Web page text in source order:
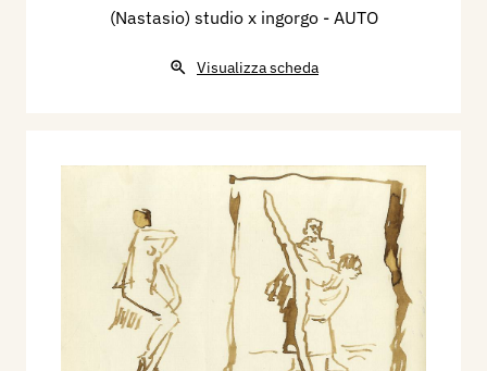
(Nastasio) studio x ingorgo - AUTO
Visualizza scheda